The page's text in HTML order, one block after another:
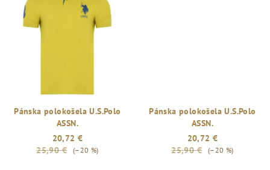
Pánska polokošela U.S.Polo
ASSN.
20,72 €
25,90 €
(–20 %)
Pánska polokošela U.S.Polo
ASSN.
20,72 €
25,90 €
(–20 %)